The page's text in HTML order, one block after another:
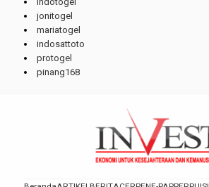
jonitogel
mariatogel
indosattoto
protogel
pinang168